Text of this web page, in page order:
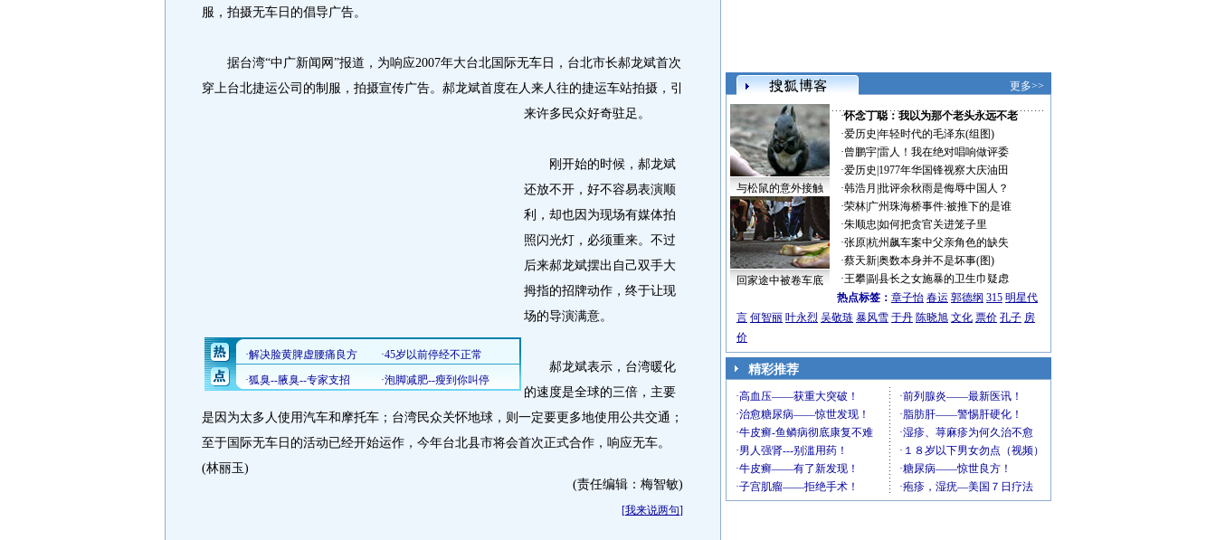
服，拍摄无车日的倡导广告。
据台湾“中广新闻网”报道，为响应2007年大台北国际无车日，台北市长郝龙斌首次
穿上台北捷运公司的制服，拍摄宣传广告。 郝龙斌首度在人来人往的捷运车站拍摄，引
来许多民众好奇驻足。
刚开始的时候，郝龙斌
还放不开，好不容易表演顺
利，却也因为现场有媒体拍
照闪光灯，必须重来。不过
后来郝龙斌摆出自己双手大
拇指的招牌动作，终于让现
场的导演满意。
郝龙斌表示，台湾暖化
的速度是全球的三倍，主要
是因为太多人使用汽车和摩托车；台湾民众关怀地球，则一定要更多地使用公共交通；
至于国际无车日的活动已经开始运作，今年台北县市将会首次正式合作，响应无车。
(林丽玉)
(责任编辑：梅智敏)
[我来说两句]
更多>>
与松鼠的意外接触
回家途中被卷车底
·怀念丁聪：我以为那个老头永远不老
·爱历史 年轻时代的毛泽东(组图)
·曾鹏宇|雷人！我在绝对唱响做评委
·爱历史 1977年华国锋视察大庆油田
·韩浩月 批评余秋雨是侮辱中国人？
·荣林| 广州珠海桥事件:被推下的是谁
·朱顺忠 如何把贪官关进笼子里
·张原|杭州飙车案中父亲角色的缺失
·蔡天新|奥数本身并不是坏事(图)
·王攀|副县长之女施暴的卫生巾疑虑
热点标签： 章子怡 春运 郭德纲 315 明星代
言 何智丽 叶永烈 吴敬琏 暴风雪 于丹 陈晓旭 文化 票价 孔子 房
价
精彩推荐